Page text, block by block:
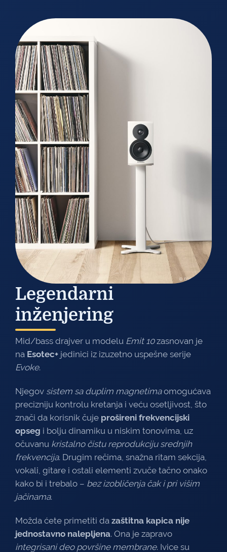
Legendarni
inženjering
Mid/bass drajver u modelu Emit 10zasnovan je
na Esotec+ jedinici iz izuzetno uspešne serije
Evoke.
Njegov sistem sa duplim magnetimaomogućava
precizniju kontrolu kretanja i veću osetljivost, što
znači da korisnik čuje prošireni frekvencijski
opseg i bolju dinamiku u niskim tonovima, uz
očuvanu kristalno čistu reprodukciju srednjih
frekvencija. Drugim rečima, snažna ritam sekcija,
vokali, gitare i ostali elementi zvuče tačno onako
kako bi i trebalo – bez izobličenja čak i pri višim
jačinama.
Možda ćete primetiti da zaštitna kapica nije
jednostavno nalepljena. Ona je zapravo
integrisani deo površine membrane. Ivice su